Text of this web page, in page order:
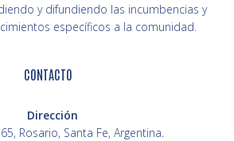
y difundiendo las incumbencias y
específicos a la comunidad.
CONTACTO
Dirección
Rosario, Santa Fe, Argentina.